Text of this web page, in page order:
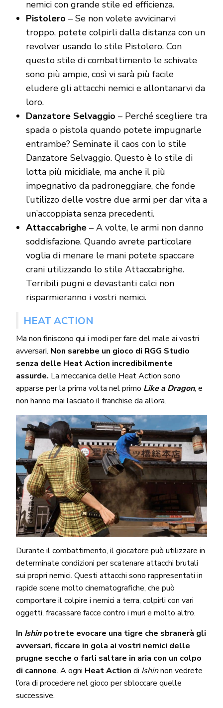
nemici con grande stile ed efficienza.
Pistolero – Se non volete avvicinarvi
troppo, potete colpirli dalla distanza con un
revolver usando lo stile Pistolero. Con
questo stile di combattimento le schivate
sono più ampie, così vi sarà più facile
eludere gli attacchi nemici e allontanarvi da
loro.
Danzatore Selvaggio – Perché scegliere tra
spada o pistola quando potete impugnarle
entrambe? Seminate il caos con lo stile
Danzatore Selvaggio. Questo è lo stile di
lotta più micidiale, ma anche il più
impegnativo da padroneggiare, che fonde
l’utilizzo delle vostre due armi per dar vita a
un’accoppiata senza precedenti.
Attaccabrighe– A volte, le armi non danno
soddisfazione. Quando avrete particolare
voglia di menare le mani potete spaccare
crani utilizzando lo stile Attaccabrighe.
Terribili pugni e devastanti calci non
risparmieranno i vostri nemici.
HEAT ACTION
Ma non finiscono qui i modi per fare del male ai vostri
avversari. Non sarebbe un gioco di RGG Studio
senza delle Heat Action incredibilmente
assurde. La meccanica delle Heat Action sono
apparse per la prima volta nel primo Like a Dragon, e
non hanno mai lasciato il franchise da allora.
Durante il combattimento, il giocatore può utilizzare in
determinate condizioni per scatenare attacchi brutali
sui propri nemici. Questi attacchi sono rappresentati in
rapide scene molto cinematografiche, che può
comportare il colpire i nemici a terra, colpirli con vari
oggetti, fracassare facce contro i muri e molto altro.
In Ishinpotrete evocare una tigre che sbranerà gli
avversari, ficcare in gola ai vostri nemici delle
prugne secche o farli saltare in aria con un colpo
di cannone. A ogni Heat Action di Ishinnon vedrete
l’ora di procedere nel gioco per sbloccare quelle
successive.